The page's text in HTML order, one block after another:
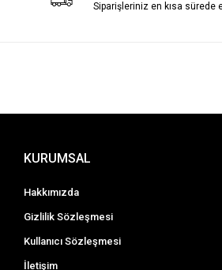
Siparişleriniz en kısa sürede
KURUMSAL
Hakkımızda
Gizlilik Sözleşmesi
Kullanıcı Sözleşmesi
İletişim